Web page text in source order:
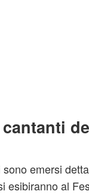
emersi
esibiranno al